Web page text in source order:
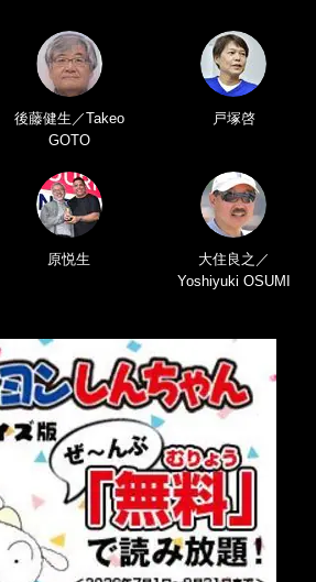
後藤健生／Takeo
GOTO
戸塚啓
原悦生
大住良之／
Yoshiyuki OSUMI